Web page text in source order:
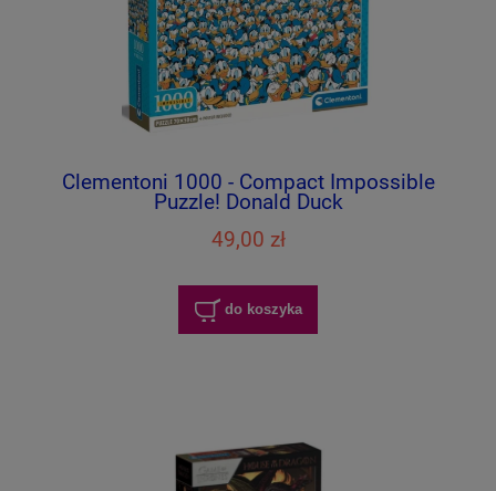
Clementoni 1000 - Compact Impossible
Puzzle! Donald Duck
49,00 zł
do koszyka